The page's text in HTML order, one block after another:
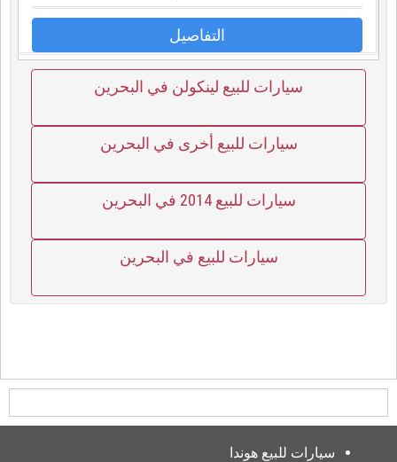
التفاصيل
سيارات للبيع لينكولن في البحرين
سيارات للبيع أخرى في البحرين
سيارات للبيع 2014 في البحرين
سيارات للبيع في البحرين
سيارات للبيع هوندا